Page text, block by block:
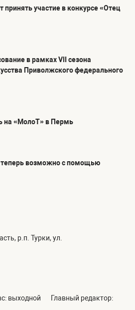
участие в конкурсе «Отец
в рамках VII сезона
Приволжского федерального
на «МолоТ» в Пермь
теперь возможно с помощью
р.п. Турки, ул.
выходной Главный редактор: